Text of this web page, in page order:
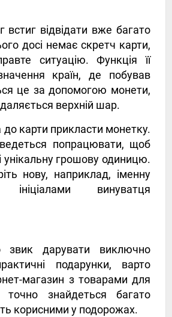
відвідати вже багато
досі немає скретч карти,
ситуацію. Функція її
країн, де побував
це за допомогою монети,
верхній шар.
карти прикласти монетку.
попрацювати, щоб
унікальну грошову одиницю.
нову, наприклад, іменну
винуватця
дарувати виключно
подарунки, варто
магазин з товарами для
знайдеться багато
корисними у подорожах.